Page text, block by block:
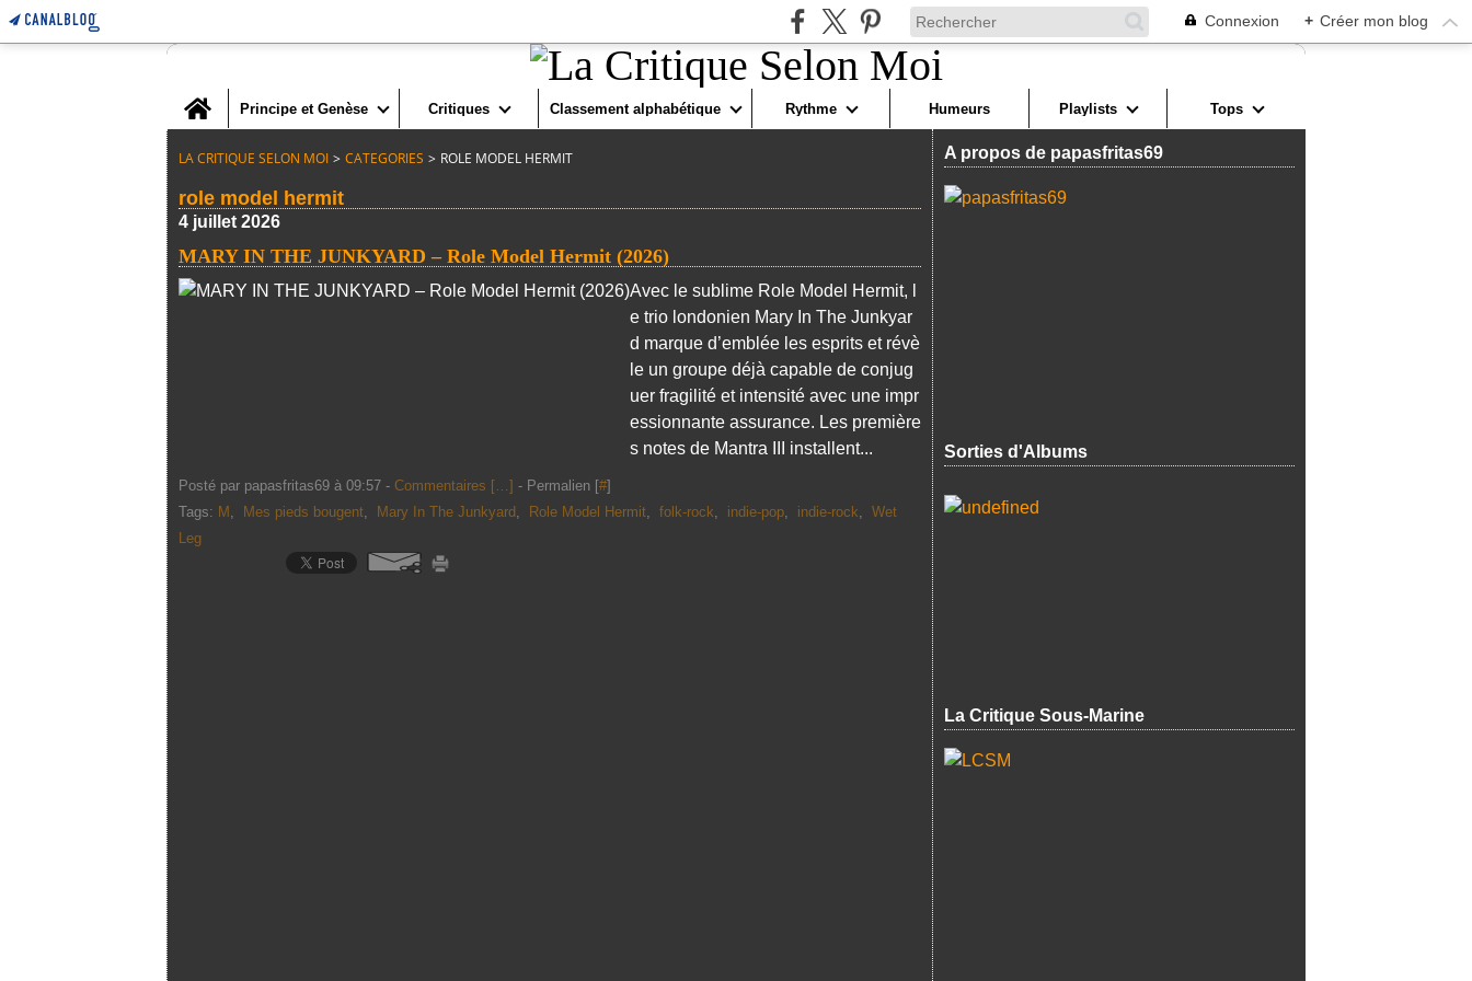
Connexion + Créer mon blog
Home
Principe et Genèse Critiques Classement alphabétique Rythme Humeurs Playlists Tops
LA CRITIQUE SELON MOI > CATEGORIES > ROLE MODEL HERMIT
role model hermit
4 juillet 2026
MARY IN THE JUNKYARD – Role Model Hermit (2026)
Avec le sublime Role Model Hermit, l
e trio londonien Mary In The Junkyar
d marque d’emblée les esprits et révè
le un groupe déjà capable de conjug
uer fragilité et intensité avec une impr
essionnante assurance. Les première
s notes de Mantra III installent...
Posté par papasfritas69 à 09:57 - Commentaires […] - Permalien [#]
Tags: M , Mes pieds bougent, Mary In The Junkyard , Role Model Hermit, folk-rock, indie-pop, indie-rock, Wet
Leg
A propos de papasfritas69
Sorties d'Albums
La Critique Sous-Marine